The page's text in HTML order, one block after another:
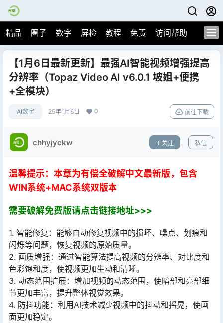
精品 圈子 数字 屏检 教程 免责 访问帮助
【1月6日最新更新】最强AI智能视频增强提高
分辨率（Topaz Video AI v6.0.1 坡姐+便携
+全模块）
AI数字 25年1月6日 0 前往下载
chhyjyckw 关注 私信
温馨提示：本章为有偿全破解中文最新版，包含
WIN系统+MAC系统双版本
需要破解免费版请点击链接地址>>>
1. 智能修复：能够自动修复视频中的损坏、噪点、划痕和
闪烁等问题，恢复视频的原始质量。
2. 画质增强：通过智能算法提高视频的分辨率、对比度和
色彩饱和度，使视频更加生动和清晰。
3. 动态范围扩展：增加视频的动态范围，使暗部和亮部细
节更加丰富，提升整体视觉效果。
4. 防抖功能：利用AI技术减少视频中的抖动和摇晃，使画
面更加稳定。